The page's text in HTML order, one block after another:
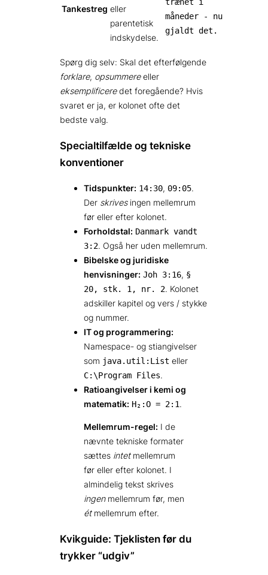
Tankestreg eller
parentetisk
indskydelse.
måneder - nu
gjaldt det.
Spørg dig selv: Skal det efterfølgende
forklare, opsummereeller
eksemplificeredet foregående? Hvis
svaret er ja, er kolonet ofte det
bedste valg.
Specialtilfælde og tekniske
konventioner
Tidspunkter: 14:30, 09:05.
Der skrivesingen mellemrum
før eller efter kolonet.
Forholdstal: Danmark vandt
3:2. Også her uden mellemrum.
Bibelske og juridiske
henvisninger: Joh 3:16, §
20, stk. 1, nr. 2. Kolonet
adskiller kapitel og vers / stykke
og nummer.
IT og programmering:
Namespace- og stiangivelser
som java.util:List eller
C:\Program Files.
Ratioangivelser i kemi og
matematik: H₂:O = 2:1.
Mellemrum-regel: I de
nævnte tekniske formater
sættes intetmellemrum
før eller efter kolonet. I
almindelig tekst skrives
ingenmellemrum før, men
étmellemrum efter.
Kvikguide: Tjeklisten før du
trykker “udgiv”